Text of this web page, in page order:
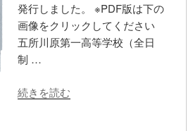
発行しました。 ※PDF版は下の
画像をクリックしてください
五所川原第一高等学校（全日
制 …
“進
続きを読む